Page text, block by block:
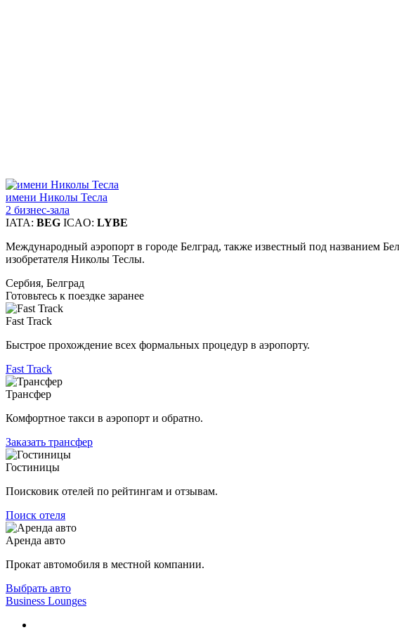
имени Николы Тесла
2 бизнес-зала
IATA: BEG ICAO: LYBE
Международный аэропорт в городе Белград, также известный под названием
изобретателя Николы Теслы.
Сербия, Белград
Готовьтесь к поездке заранее
Fast Track
Быстрое прохождение всех формальных процедур в аэропорту.
Fast Track
Трансфер
Комфортное такси в аэропорт и обратно.
Заказать трансфер
Гостиницы
Поисковик отелей по рейтингам и отзывам.
Поиск отеля
Аренда авто
Прокат автомобиля в местной компании.
Выбрать авто
Business Lounges